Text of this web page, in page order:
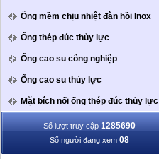
Ống mềm chịu nhiệt đàn hồi Inox
Ống thép đúc thủy lực
Ống cao su công nghiệp
Ống cao su thủy lực
Mặt bích nối ống thép đúc thủy lực
Số lượt truy cập 1285690
Số người đang xem 08